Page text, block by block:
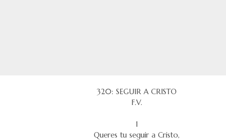
320: SEGUIR A CRISTO
F.V.
1
Queres tu seguir a Cristo,